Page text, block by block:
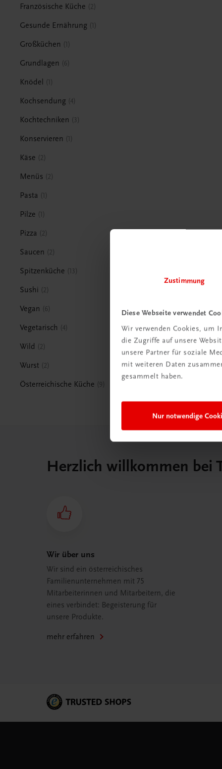
Zustimmung
Diese Webseite verwendet
Wir verwenden Cookies, um
die Zugriffe auf unsere
unsere Partner für soziale
mit weiteren Daten
gesammelt haben.
Nur notwendige
Französische Küche 2
Gesunde Ernährung 1
Großküchen 1
Grundlagen 6
Knödel 1
Kochsendung 4
Kochtechniken 3
Konservieren 1
Käse 2
Menüs 2
Pasta 1
Pilze 1
Pizza 2
Saucen 2
Spitzenküche 13
Sushi 2
Vegan 6
Vegetarisch 4
Wild 2
Wurst 2
Österreichische Küche 9
Herzlich willkommen bei
Wir über uns
Wir sind ein österreichisches
Familienunternehmen mit 75
Mitarbeiterinnen und Mitarbeitern, die
eines verbindet: Begeisterung für
unsere Produkte.
mehr erfahren